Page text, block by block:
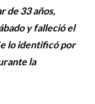
de 33 años,
y falleció el
lo identificó por
la